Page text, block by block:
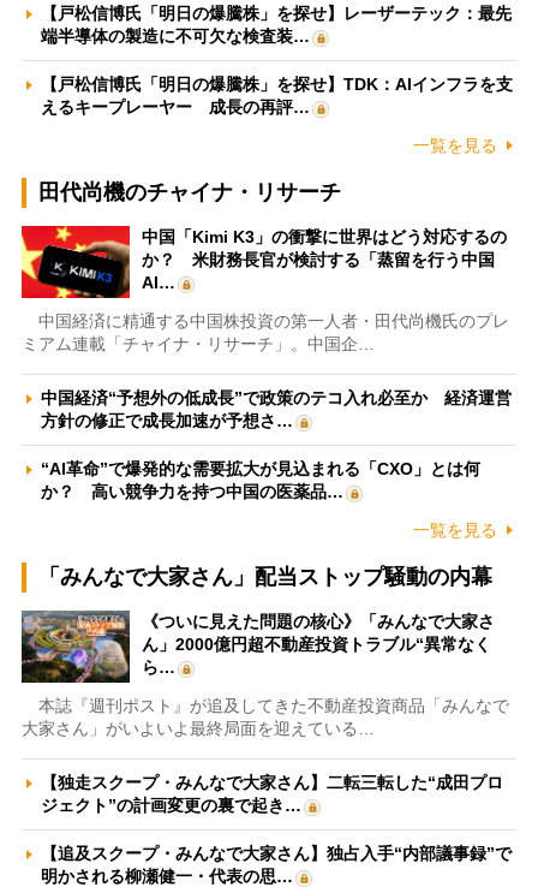
【戸松信博氏「明日の爆騰株」を探せ】レーザーテック：最先
端半導体の製造に不可欠な検査装…
【戸松信博氏「明日の爆騰株」を探せ】TDK：AIインフラを支
えるキープレーヤー 成長の再評…
一覧を見る
田代尚機のチャイナ・リサーチ
中国「Kimi K3」の衝撃に世界はどう対応するの
か？ 米財務長官が検討する「蒸留を行う中国
AI…
中国経済に精通する中国株投資の第一人者・田代尚機氏のプレ
ミアム連載「チャイナ・リサーチ」。中国企…
中国経済“予想外の低成長”で政策のテコ入れ必至か 経済運営
方針の修正で成長加速が予想さ…
“AI革命”で爆発的な需要拡大が見込まれる「CXO」とは何
か？ 高い競争力を持つ中国の医薬品…
一覧を見る
「みんなで大家さん」配当ストップ騒動の内幕
《ついに見えた問題の核心》「みんなで大家さ
ん」2000億円超不動産投資トラブル“異常なく
ら…
本誌『週刊ポスト』が追及してきた不動産投資商品「みんなで
大家さん」がいよいよ最終局面を迎えている…
【独走スクープ・みんなで大家さん】二転三転した“成田プロ
ジェクト”の計画変更の裏で起き…
【追及スクープ・みんなで大家さん】独占入手“内部議事録”で
明かされる柳瀬健一・代表の思…